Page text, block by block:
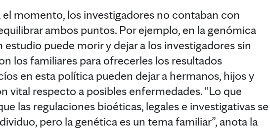
momento, los investigadores no contaban con
ambos puntos. Por ejemplo, en la genómica
puede morir y dejar a los investigadores sin
los familiares para ofrecerles los resultados
en esta política pueden dejar a hermanos, hijos y
vital respecto a posibles enfermedades. “Lo que
las regulaciones bioéticas, legales e investigativas se
pero la genética es un tema familiar”, anota la